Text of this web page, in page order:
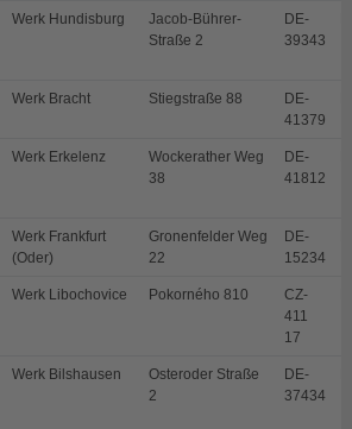
Werk Hundisburg
Jacob-Bührer-
Straße 2
DE-
39343
Werk Bracht Stiegstraße 88
DE-
41379
Werk Erkelenz
Wockerather Weg
38
DE-
41812
Werk Frankfurt
(Oder)
Gronenfelder Weg
22
DE-
15234
Werk Libochovice Pokorného 810
CZ-
411
17
Werk Bilshausen
Osteroder Straße
2
DE-
37434